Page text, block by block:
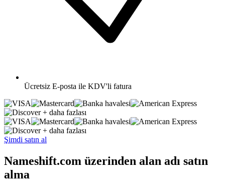
Ücretsiz E-posta ile KDV'li fatura
+ daha fazlası
+ daha fazlası
Şimdi satın al
Nameshift.com üzerinden alan adı satın
alma